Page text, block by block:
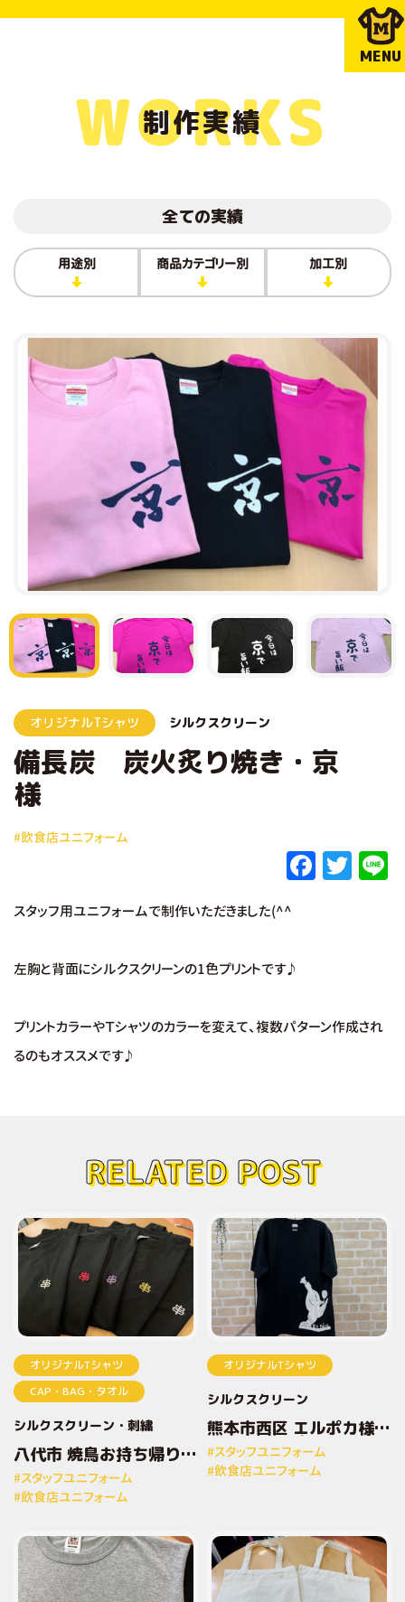
MENU
制作実績
WORKS
全ての実績
用途別 商品カテゴリー別 加工別
オリジナルTシャツ シルクスクリーン
備長炭 炭火炙り焼き・京
様
#飲食店ユニフォーム
F
o
T
スタッフ用ユニフォームで制作いただきました(^^
左胸と背面にシルクスクリーンの1色プリントです♪
プリントカラーやＴシャツのカラーを変えて、複数パターン作成され
るのもオススメです♪
RELATED POST
オリジナルTシャツ
CAP・BAG・タオル
シルクスクリーン 刺繍
八代市 焼鳥お持ち帰り専
門店とりしん様 オリジナ
ルプリントTシャツ
#スタッフユニフォーム
#飲食店ユニフォーム
オリジナルTシャツ
シルクスクリーン
熊本市西区 エルポカ様
オリジナルプリントTシ
ャツ
#スタッフユニフォーム
#飲食店ユニフォーム